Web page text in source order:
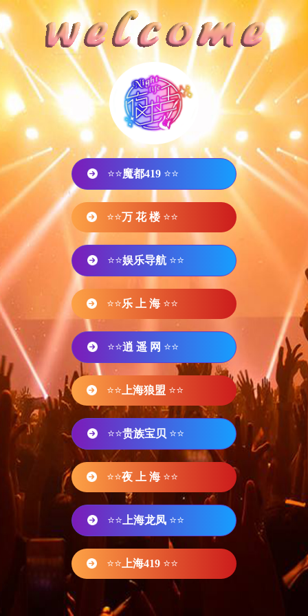
⭐⭐魔都419 ⭐⭐
⭐⭐万 花 楼 ⭐⭐
⭐⭐娱乐导航 ⭐⭐
⭐⭐乐 上 海 ⭐⭐
⭐⭐逍 遥 网 ⭐⭐
⭐⭐ 上海狼盟 ⭐⭐
⭐⭐贵族宝贝 ⭐⭐
⭐⭐夜 上 海 ⭐⭐
⭐⭐ 上海龙凤 ⭐⭐
⭐⭐ 上海419 ⭐⭐